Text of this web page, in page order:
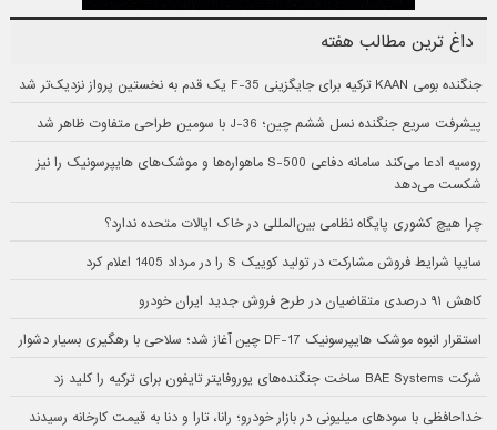
داغ ترین مطالب هفته
جنگنده بومی KAAN ترکیه برای جایگزینی F-35 یک قدم به نخستین پرواز نزدیک‌تر شد
پیشرفت سریع جنگنده نسل ششم چین؛ J-36 با سومین طراحی متفاوت ظاهر شد
روسیه ادعا می‌کند سامانه دفاعی S-500 ماهواره‌ها و موشک‌های هایپرسونیک را نیز
شکست می‌دهد
چرا هیچ کشوری پایگاه نظامی بین‌المللی در خاک ایالات متحده ندارد؟
سایپا شرایط فروش مشارکت در تولید کوییک S را در مرداد 1405 اعلام کرد
کاهش ۹۱ درصدی متقاضیان در طرح فروش جدید ایران خودرو
استقرار انبوه موشک هایپرسونیک DF-17 چین آغاز شد؛ سلاحی با رهگیری بسیار دشوار
شرکت BAE Systems ساخت جنگنده‌های یوروفایتر تایفون برای ترکیه را کلید زد
خداحافظی با سودهای میلیونی در بازار خودرو؛ رانا، تارا و دنا به قیمت کارخانه رسیدند